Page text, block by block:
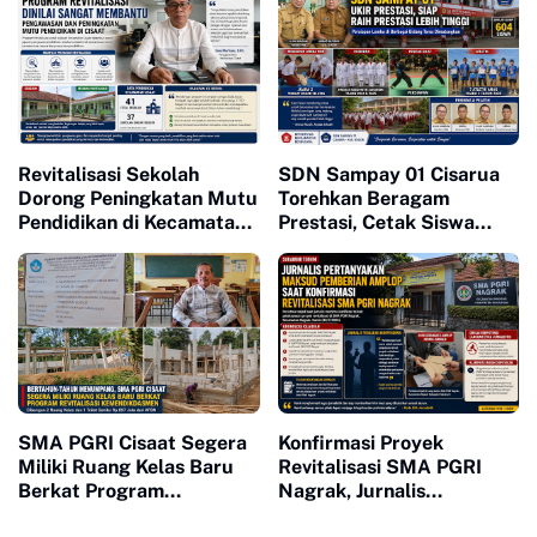
Revitalisasi Sekolah
Dorong Peningkatan Mutu
Pendidikan di Kecamatan
SDN Sampay 01 Cisarua
Torehkan Beragam
Prestasi, Cetak Siswa
Bersaing
SMA PGRI Cisaat Segera
Miliki Ruang Kelas Baru
Berkat Program
Konfirmasi Proyek
Revitalisasi SMA PGRI
Nagrak, Jurnalis